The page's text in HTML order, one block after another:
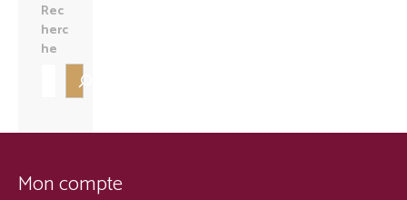
Rec
herc
he
Mon compte